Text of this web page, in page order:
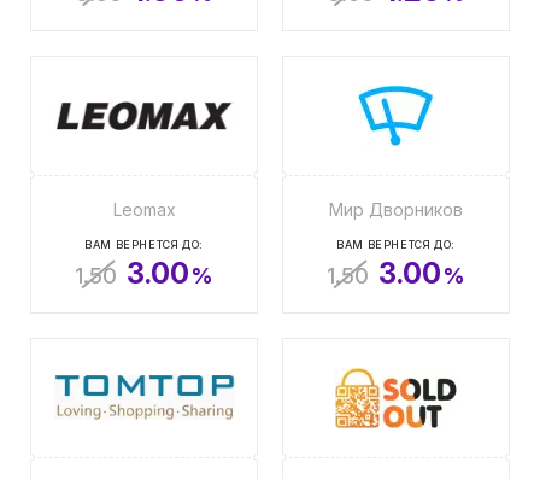
Leomax
ВАМ ВЕРНЕТСЯ ДО:
1.50 3.00%
Мир Дворников
ВАМ ВЕРНЕТСЯ ДО:
1.50 3.00%